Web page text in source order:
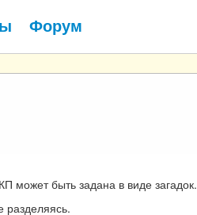
Форум
может быть задана в виде загадок.
разделяясь.